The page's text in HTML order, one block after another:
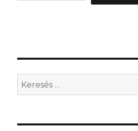
Keresés
a
kifejezésre: